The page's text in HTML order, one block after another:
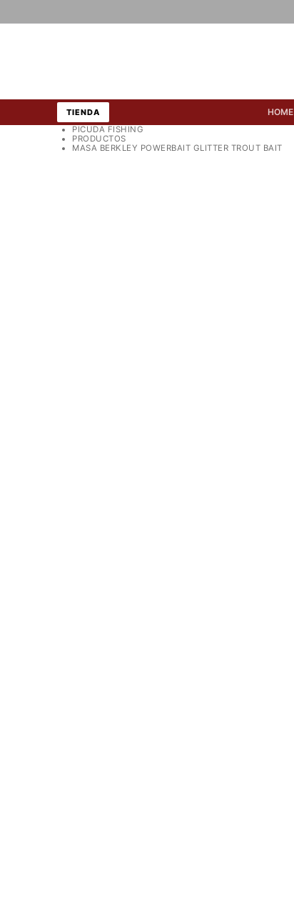
al
TIENDA HOME
PICUDA FISHING
PRODUCTOS
MASA BERKLEY POWERBAIT GLITTER TROUT BAIT